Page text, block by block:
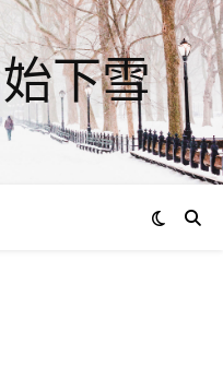
下雪